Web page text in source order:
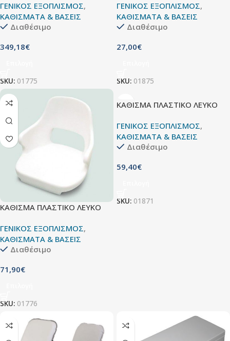
ΓΕΝΙΚΟΣ ΕΞΟΠΛΙΣΜΟΣ,
ΚΑΘΙΣΜΑΤΑ & ΒΑΣΕΙΣ
Διαθέσιμο
349,18€
SKU: 01775
ΓΕΝΙΚΟΣ ΕΞΟΠΛΙΣΜΟΣ,
ΚΑΘΙΣΜΑΤΑ & ΒΑΣΕΙΣ
Διαθέσιμο
27,00€
SKU: 01875
ΚΑΘΙΣΜΑ ΠΛΑΣΤΙΚΟ ΛΕΥΚΟ
ΓΕΝΙΚΟΣ ΕΞΟΠΛΙΣΜΟΣ,
ΚΑΘΙΣΜΑΤΑ & ΒΑΣΕΙΣ
Διαθέσιμο
71,90€
SKU: 01776
ΚΑΘΙΣΜΑ ΠΛΑΣΤΙΚΟ ΛΕΥΚΟ
ΓΕΝΙΚΟΣ ΕΞΟΠΛΙΣΜΟΣ,
ΚΑΘΙΣΜΑΤΑ & ΒΑΣΕΙΣ
Διαθέσιμο
59,40€
SKU: 01871